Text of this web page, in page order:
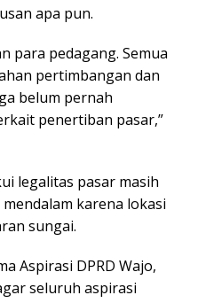
apa pun.
para pedagang. Semua
pertimbangan dan
belum pernah
penertiban pasar,”
legalitas pasar masih
karena lokasi
sungai.
Aspirasi DPRD Wajo,
seluruh aspirasi